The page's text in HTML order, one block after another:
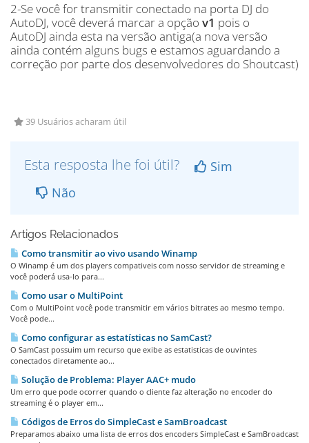
2-Se você for transmitir conectado na porta DJ do
AutoDJ, você deverá marcar a opção v1 pois o
AutoDJ ainda esta na versão antiga(a nova versão
ainda contém alguns bugs e estamos aguardando a
correção por parte dos desenvolvedores do Shoutcast)
39 Usuários acharam útil
Esta resposta lhe foi útil?
Sim
Não
Artigos Relacionados
Como transmitir ao vivo usando Winamp
O Winamp é um dos players compativeis com nosso servidor de streaming e
você poderá usa-lo para...
Como usar o MultiPoint
Com o MultiPoint você pode transmitir em vários bitrates ao mesmo tempo.
Você pode...
Como configurar as estatísticas no SamCast?
O SamCast possuim um recurso que exibe as estatisticas de ouvintes
conectados diretamente ao...
Solução de Problema: Player AAC+ mudo
Um erro que pode ocorrer quando o cliente faz alteração no encoder do
streaming é o player em...
Códigos de Erros do SimpleCast e SamBroadcast
Preparamos abaixo uma lista de erros dos encoders SimpleCast e SamBroadcast